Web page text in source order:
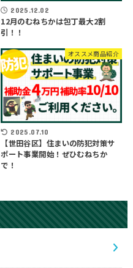
2025.12.02
12月のむねちかは包丁最大2割
引！！
オススメ商品紹介
2025.07.10
【世田谷区】住まいの防犯対策サ
ポート事業開始！ぜひむねちか
で！